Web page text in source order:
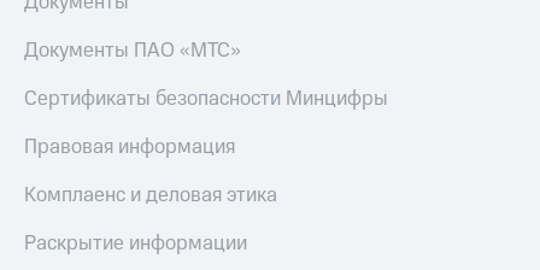
Документы ПАО «МТС»
Сертификаты безопасности Минцифры
Правовая информация
Комплаенс и деловая этика
Раскрытие информации